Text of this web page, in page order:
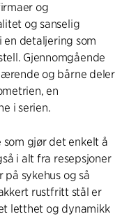
og
og sanselig
en detaljering som
Gjennomgående
og bårne deler
en
i serien.
gjør det enkelt å
i alt fra resepsjoner
sykehus og så
rustfritt stål er
letthet og dynamikk